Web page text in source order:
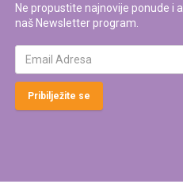
Ne propustite najnovije ponude i
naš Newsletter program.
Pribilježite se